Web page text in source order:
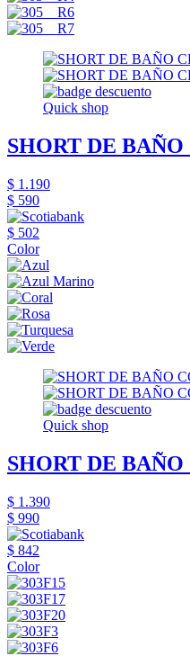
Quick shop
SHORT DE
$ 1.190
$ 590
$ 502
Color
Quick shop
SHORT DE BAÑO
$ 1.390
$ 990
$ 842
Color